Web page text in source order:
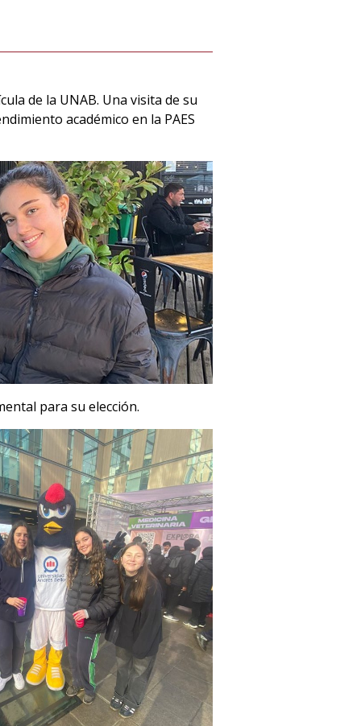
de la UNAB. Una visita de su
académico en la PAES
para su elección.